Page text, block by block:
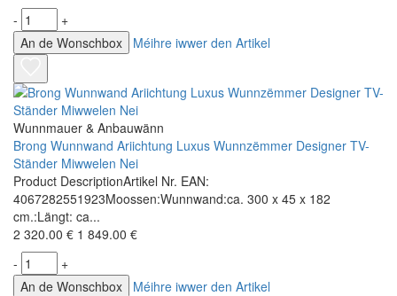
-
+
An de Wonschbox
Méihre iwwer den Artikel
Wunnmauer & Anbauwänn
Brong Wunnwand Ariichtung Luxus Wunnzëmmer Designer TV-
Ständer Miwwelen Nei
Product DescriptionArtikel Nr. EAN:
4067282551923Moossen:Wunnwand:ca. 300 x 45 x 182
cm.:Längt: ca...
2 320.00 € 1 849.00 €
-
+
An de Wonschbox
Méihre iwwer den Artikel